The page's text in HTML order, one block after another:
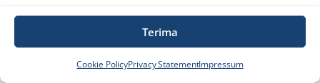
Terima
Cookie PolicyPrivacy StatementImpressum
tergantung penyebab dan risiko kekambuhan.